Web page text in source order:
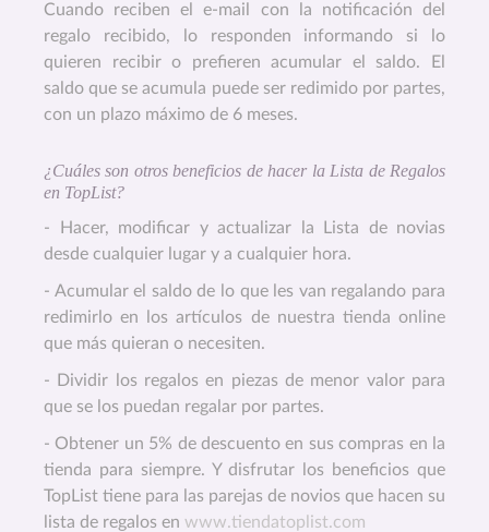
Cuando reciben el e-mail con la notificación del
regalo recibido, lo responden informando si lo
quieren recibir o prefieren acumular el saldo. El
saldo que se acumula puede ser redimido por partes,
con un plazo máximo de 6 meses.
¿Cuáles son otros beneficios de hacer la Lista de Regalos
en TopList?
- Hacer, modificar y actualizar la Lista de novias
desde cualquier lugar y a cualquier hora.
- Acumular el saldo de lo que les van regalando para
redimirlo en los artículos de nuestra tienda online
que más quieran o necesiten.
- Dividir los regalos en piezas de menor valor para
que se los puedan regalar por partes.
- Obtener un 5% de descuento en sus compras en la
tienda para siempre. Y disfrutar los beneficios que
TopList tiene para las parejas de novios que hacen su
lista de regalos en www.tiendatoplist.com